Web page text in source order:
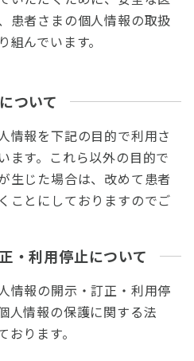
患者さまの個人情報の取扱
んでいます。
ついて
情報を下記の目的で利用さ
ます。これら以外の目的で
生じた場合は、改めて患者
ことにしておりますのでご
・利用停止について
情報の開示・訂正・利用停
人情報の保護に関する法
ります。